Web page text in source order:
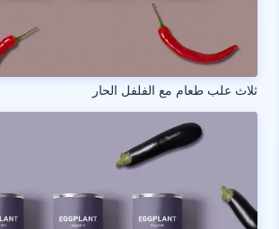
ثلاث علب طعام مع الفلفل الحار